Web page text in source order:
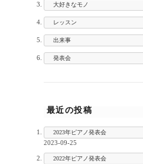
大好きなモノ
レッスン
出来事
発表会
最近の投稿
2023年ピアノ発表会
2023-09-25
2022年ピアノ発表会